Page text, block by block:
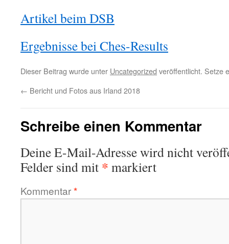
Artikel beim DSB
Ergebnisse bei Ches-Results
Dieser Beitrag wurde unter Uncategorized veröffentlicht. Setze
← Bericht und Fotos aus Irland 2018
Schreibe einen Kommentar
Deine E-Mail-Adresse wird nicht
Felder sind mit * markiert
Kommentar*